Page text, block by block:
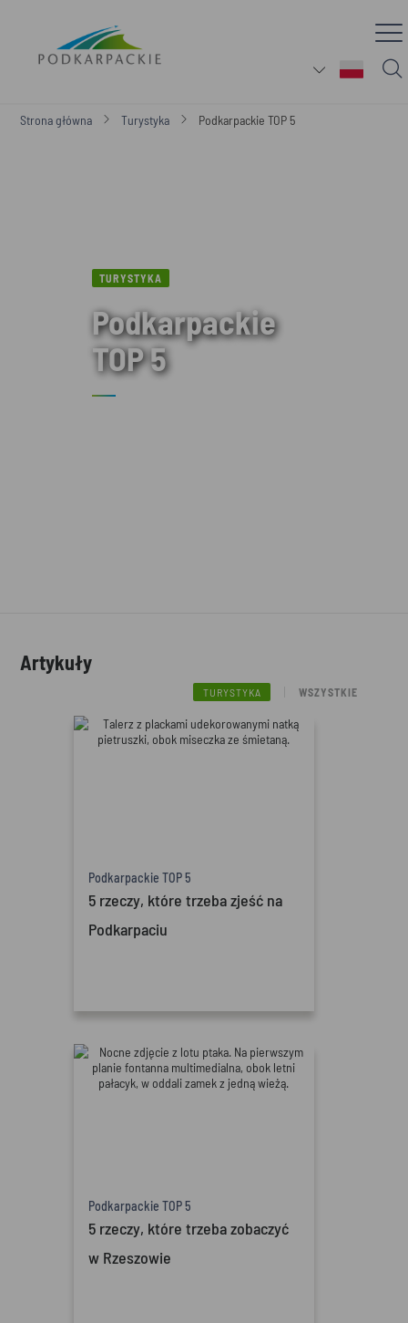
Strona główna Turystyka Podkarpackie TOP 5
TURYSTYKA
Podkarpackie
TOP 5
Artykuły
TURYSTYKA WSZYSTKIE
Podkarpackie TOP 5
5 rzeczy, które trzeba zjeść na
Podkarpaciu
Podkarpackie TOP 5
5 rzeczy, które trzeba zobaczyć
w Rzeszowie